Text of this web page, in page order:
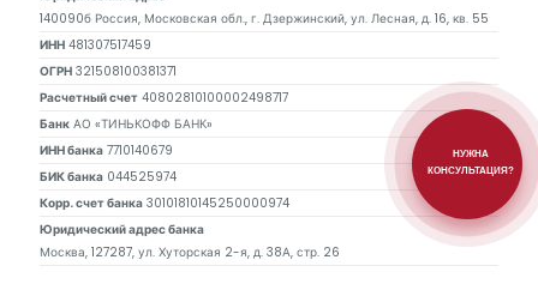
140090б Россия, Московская обл., г. Дзержинский, ул. Лесная, д. 16, кв. 55
ИНН 481307517459
ОГРН 321508100381371
Расчетный счет 40802810100002498717
Банк АО «ТИНЬКОФФ БАНК»
ИНН банка 7710140679
БИК банка 044525974
Корр. счет банка 30101810145250000974
Юридический адрес банка
Москва, 127287, ул. Хуторская 2-я, д. 38А, стр. 26
НУЖНА
КОНСУЛЬТАЦИЯ?